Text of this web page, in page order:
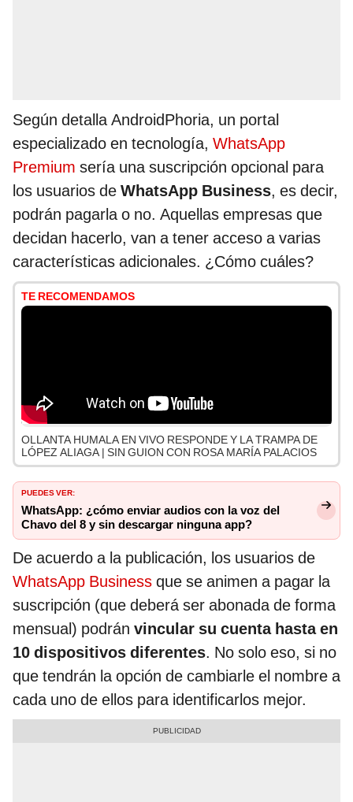
Según detalla AndroidPhoria, un portal
especializado en tecnología, WhatsApp
Premium sería una suscripción opcional para
los usuarios de WhatsApp Business, es decir,
podrán pagarla o no. Aquellas empresas que
decidan hacerlo, van a tener acceso a varias
características adicionales. ¿Cómo cuáles?
TE RECOMENDAMOS
OLLANTA HUMALA EN VIVO RESPONDE Y LA TRAMPA DE
LÓPEZ ALIAGA | SIN GUION CON ROSA MARÍA PALACIOS
PUEDES VER:
WhatsApp: ¿cómo enviar audios con la voz del
Chavo del 8 y sin descargar ninguna app?
De acuerdo a la publicación, los usuarios de
WhatsApp Business que se animen a pagar la
suscripción (que deberá ser abonada de forma
mensual) podrán vincular su cuenta hasta en
10 dispositivos diferentes. No solo eso, si no
que tendrán la opción de cambiarle el nombre a
cada uno de ellos para identificarlos mejor.